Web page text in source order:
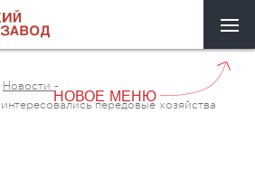
НОВОЕ МЕНЮ
Новости -
передовые хозяйства